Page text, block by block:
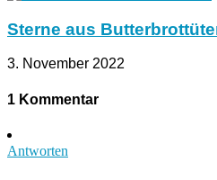
Sterne aus
3. November 2022
1 Kommentar
Antworten